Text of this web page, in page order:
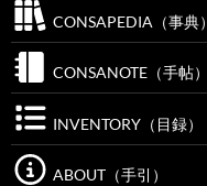
CONSAPEDIA（事典）
CONSANOTE（手帖）
INVENTORY（目録）
ABOUT（手引）